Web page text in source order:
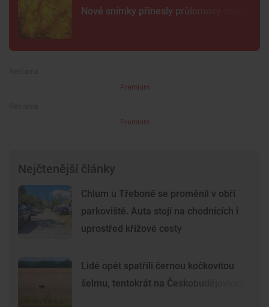
Nové snímky přinesly průlomový objev
Premium
Premium
Nejčtenější články
Chlum u Třeboně se proměnil v obří
parkoviště. Auta stojí na chodnících i
uprostřed křížové cesty
Lidé opět spatřili černou kočkovitou
šelmu, tentokrát na Českobudějovicku